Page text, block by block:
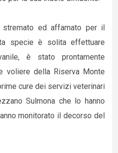
stremato ed affamato per il
specie è solita effettuare
è stato prontamente
voliere della Riserva Monte
cure dei servizi veterinari
Sulmona che lo hanno
monitorato il decorso del